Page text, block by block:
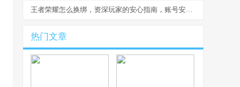
王者荣耀怎么换绑，资深玩家的安心指南，账号安全重于泰山
热门文章